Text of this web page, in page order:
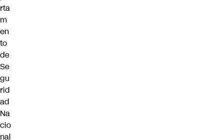
rta
m
en
to
de
Se
gu
rid
ad
Na
cio
nal